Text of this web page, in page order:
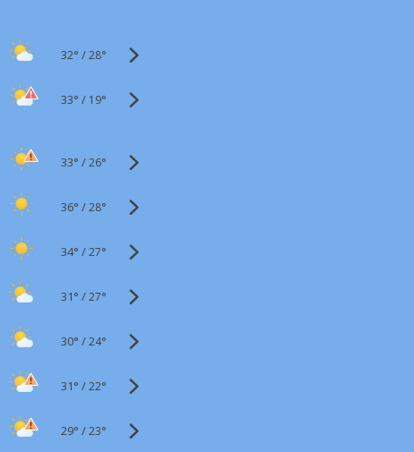
32° /28°
33° / 19°
33° /26°
36° /28°
34° /27°
31° /27°
30° /24°
31° /22°
29° /23°